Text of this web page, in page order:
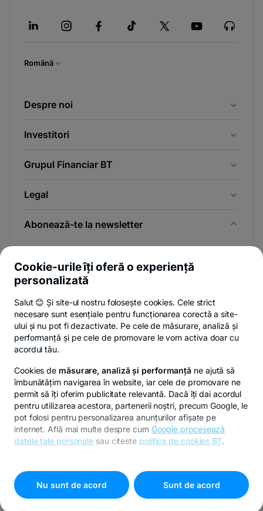
Română
Despre noi
Investitori
Grupul Financiar BT
Legal
Abonează-te la newsletter
Și afli primul noutățile de pe Newsroom & Blogul BT.
Poți renunța oricând,vezi detalii.
Privacy Hub Politica de confidențialitate Politica de cookies
© Copyright 2026 Banca Transilvania. Toate drepturile
rezervate.
Cookie-urile îți oferă o experiență
personalizată
Salut 😊 Și site-ul nostru folosește cookies. Cele strict
necesare sunt esențiale pentru funcționarea corectă a site-
ului și nu pot fi dezactivate. Pe cele de măsurare, analiză și
performanță și pe cele de promovare le vom activa doar cu
acordul tău.
Cookies de măsurare, analiză și performanță ne ajută să
îmbunătățim navigarea în website, iar cele de promovare ne
permit să îți oferim publicitate relevantă. Dacă îți dai acordul
pentru utilizarea acestora, partenerii noștri, precum Google, le
pot folosi pentru personalizarea anunțurilor afișate pe
internet. Află mai multe despre cum Google procesează
datele tale personale sau citeste politica de cookies BT.
cookies"
Nu sunt de acord
Sunt de acord